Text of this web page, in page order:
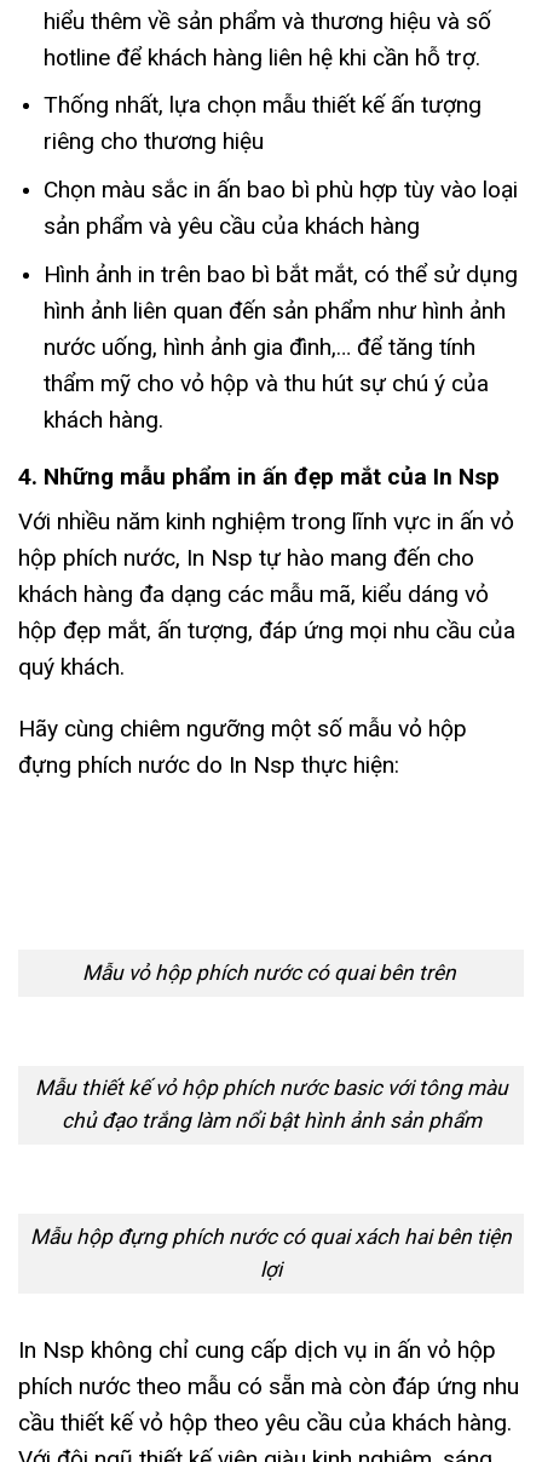
hiểu thêm về sản phẩm và thương hiệu và số
hotline để khách hàng liên hệ khi cần hỗ trợ.
Thống nhất, lựa chọn mẫu thiết kế ấn tượng
riêng cho thương hiệu
Chọn màu sắc in ấn bao bì phù hợp tùy vào loại
sản phẩm và yêu cầu của khách hàng
Hình ảnh in trên bao bì bắt mắt, có thể sử dụng
hình ảnh liên quan đến sản phẩm như hình ảnh
nước uống, hình ảnh gia đình,… để tăng tính
thẩm mỹ cho vỏ hộp và thu hút sự chú ý của
khách hàng.
4. Những mẫu phẩm in ấn đẹp mắt của In Nsp
Với nhiều năm kinh nghiệm trong lĩnh vực in ấn vỏ
hộp phích nước, In Nsp tự hào mang đến cho
khách hàng đa dạng các mẫu mã, kiểu dáng vỏ
hộp đẹp mắt, ấn tượng, đáp ứng mọi nhu cầu của
quý khách.
Hãy cùng chiêm ngưỡng một số mẫu vỏ hộp
đựng phích nước do In Nsp thực hiện:
Mẫu vỏ hộp phích nước có quai bên trên
Mẫu thiết kế vỏ hộp phích nước basic với tông màu
chủ đạo trắng làm nổi bật hình ảnh sản phẩm
Mẫu hộp đựng phích nước có quai xách hai bên tiện
lợi
In Nsp không chỉ cung cấp dịch vụ in ấn vỏ hộp
phích nước theo mẫu có sẵn mà còn đáp ứng nhu
cầu thiết kế vỏ hộp theo yêu cầu của khách hàng.